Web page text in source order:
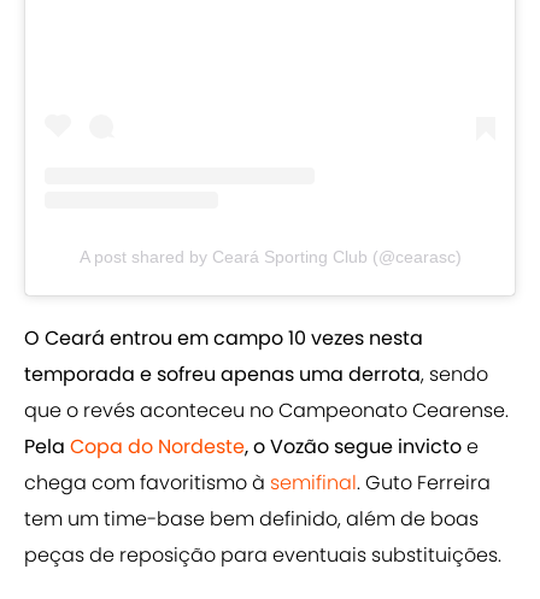
A post shared by Ceará Sporting Club (@cearasc)
O Ceará entrou em campo 10 vezes nesta
temporada e sofreu apenas uma derrota, sendo
que o revés aconteceu no Campeonato Cearense.
Pela Copa do Nordeste, o Vozão segue invictoe
chega com favoritismo à semifinal. Guto Ferreira
tem um time-base bem definido, além de boas
peças de reposição para eventuais substituições.